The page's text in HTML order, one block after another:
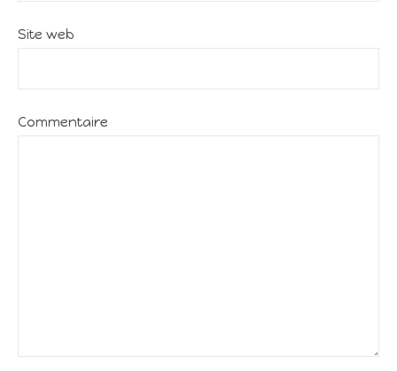
Site web
Commentaire